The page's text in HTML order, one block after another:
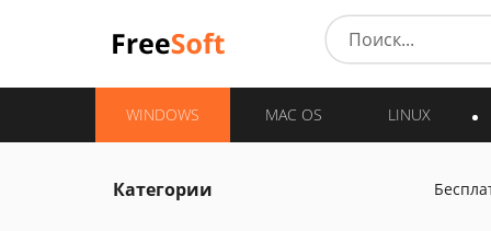
WINDOWS MAC OS LINUX
Категории